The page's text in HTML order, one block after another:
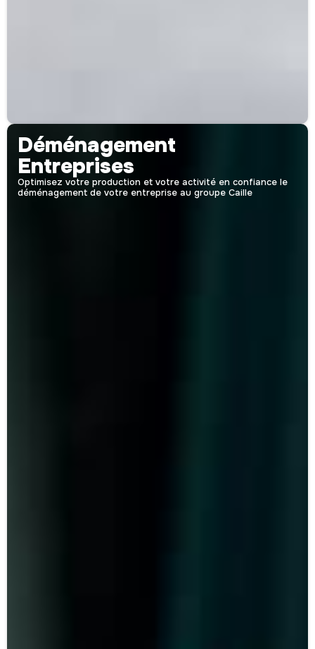
Déménagement
Entreprises
Optimisez votre production et votre activité en confiance le
déménagement de votre entreprise au groupe Caille